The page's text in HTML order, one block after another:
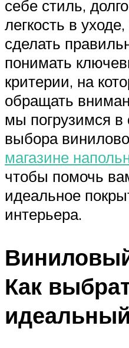
себе стиль,
легкость в
сделать
понимать
критерии, на
обращать
мы погрузимся в
выбора
магазине
чтобы помочь
идеальное
интерьера.
Как